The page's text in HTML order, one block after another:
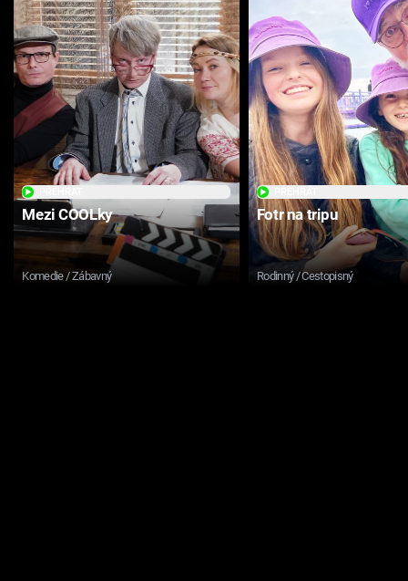
Mezi COOLky
Komedie / Zábavný
Fotr na tripu
Rodinný / Cestopisný